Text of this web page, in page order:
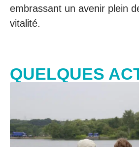
embrassant un avenir plein
vitalité.
QUELQUES